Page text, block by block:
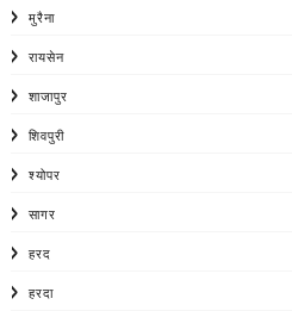
मुरैना
रायसेन
शाजापुर
शिवपुरी
श्योपर
सागर
हरद
हरदा